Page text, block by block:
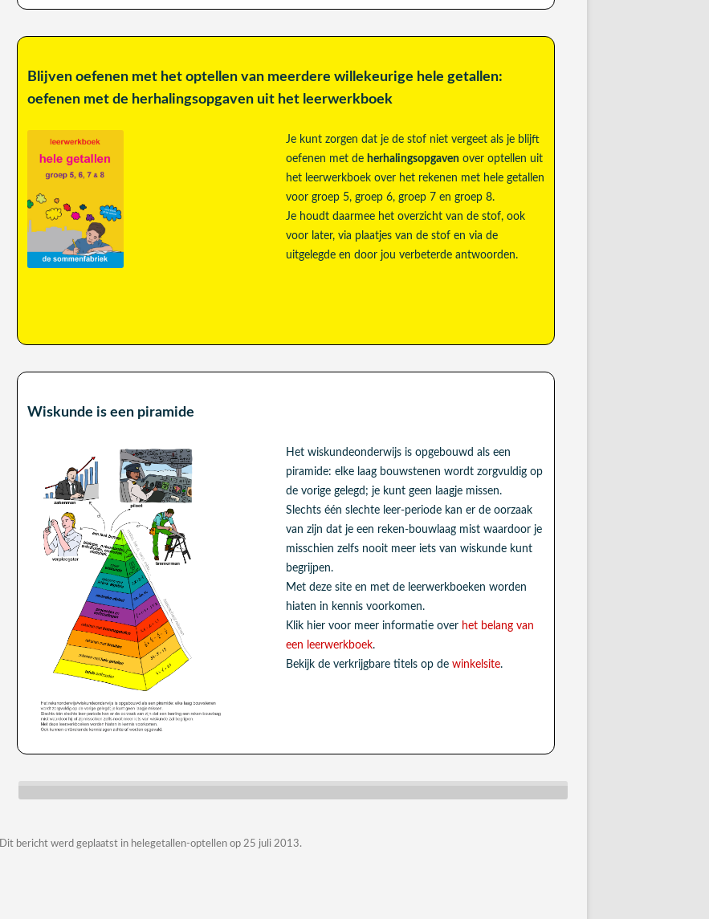
Blijven oefenen met het optellen van meerdere willekeurige hele getallen:
oefenen met de herhalingsopgaven uit het leerwerkboek
Je kunt zorgen dat je de stof niet vergeet als je blijft
oefenen met de herhalingsopgavenover optellen uit
het leerwerkboek over het rekenen met hele getallen
voor groep 5, groep 6, groep 7 en groep 8.
Je houdt daarmee het overzicht van de stof, ook
voor later, via plaatjes van de stof en via de
uitgelegde en door jou verbeterde antwoorden.
Wiskunde is een piramide
Het wiskundeonderwijs is opgebouwd als een
piramide: elke laag bouwstenen wordt zorgvuldig op
de vorige gelegd; je kunt geen laagje missen.
Slechts één slechte leer-periode kan er de oorzaak
van zijn dat je een reken-bouwlaag mist waardoor je
misschien zelfs nooit meer iets van wiskunde kunt
begrijpen.
Met deze site en met de leerwerkboeken worden
hiaten in kennis voorkomen.
Klik hier voor meer informatie over het belang van
een leerwerkboek.
Bekijk de verkrijgbare titels op de winkelsite.
Dit bericht werd geplaatst in helegetallen-optellenop 25 juli 2013.